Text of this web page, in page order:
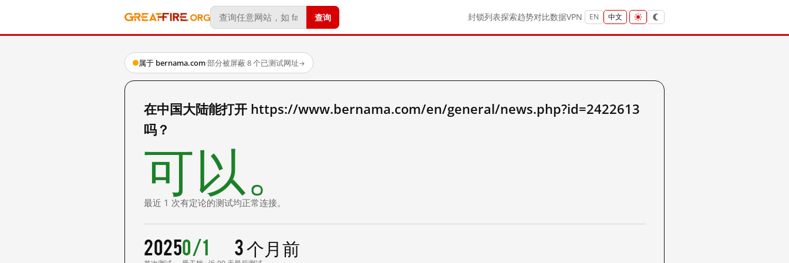
查询 封锁列表探索趋势对比数据VPN EN 中文
属于 bernama.com·部分被屏蔽·8 个已测试网址→
在中国大陆能打开 https://www.bernama.com/en/general/news.php?id=2422613
吗？
可以。
最近 1 次有定论的测试均正常连接。
20250/1 3 个月前